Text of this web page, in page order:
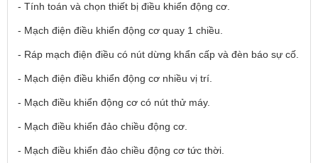
- Tính toán và chọn thiết bị điều khiển động cơ.
- Mạch điện điều khiển động cơ quay 1 chiều.
- Ráp mạch điện điều có nút dừng khẩn cấp và đèn báo sự cố.
- Mạch điện điều khiển động cơ nhiều vị trí.
- Mạch điều khiển động cơ có nút thử máy.
- Mạch điều khiển đảo chiều động cơ.
- Mạch điều khiển đảo chiều động cơ tức thời.